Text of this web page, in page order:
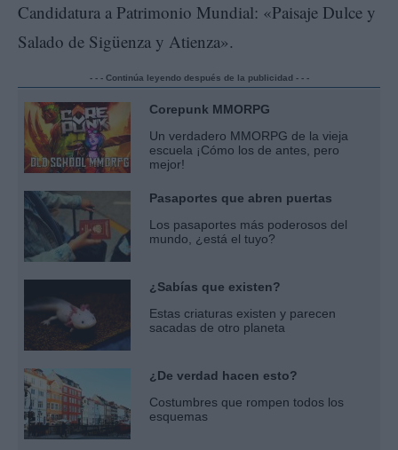
Candidatura a Patrimonio Mundial: «Paisaje Dulce y
Salado de Sigüenza y Atienza».
- - - Continúa leyendo después de la publicidad - - -
Corepunk MMORPG
Un verdadero MMORPG de la vieja
escuela ¡Cómo los de antes, pero
mejor!
Pasaportes que abren puertas
Los pasaportes más poderosos del
mundo, ¿está el tuyo?
¿Sabías que existen?
Estas criaturas existen y parecen
sacadas de otro planeta
¿De verdad hacen esto?
Costumbres que rompen todos los
esquemas